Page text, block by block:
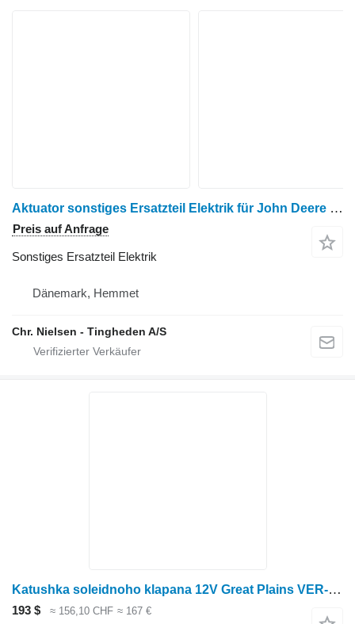
Aktuator sonstiges Ersatzteil Elektrik für John Deere 9780 Getreideernter
Preis auf Anfrage
Sonstiges Ersatzteil Elektrik
Dänemark, Hemmet
Chr. Nielsen - Tingheden A/S
Katushka soleidnoho klapana 12V Great Plains VER-19799 für Great Plains Anbaugerät für Landmaschinen
193 $ ≈ 156,10 CHF ≈ 167 €